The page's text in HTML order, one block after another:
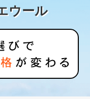
ウール